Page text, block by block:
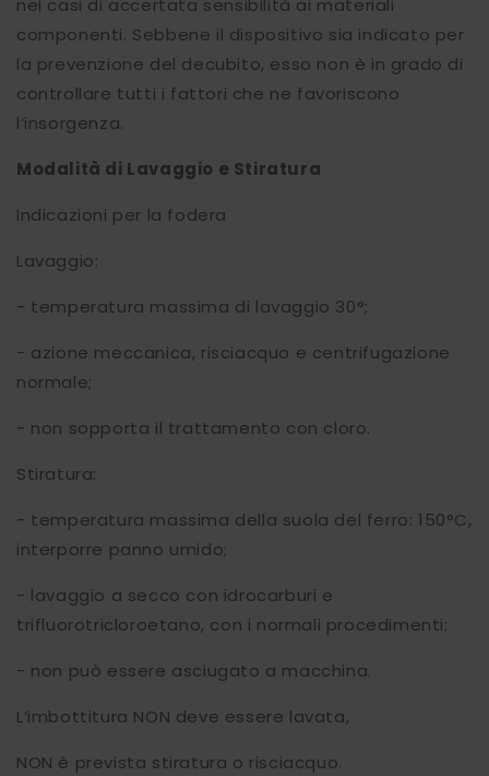
nei casi di accertata sensibilità ai materiali
componenti. Sebbene il dispositivo sia indicato per
la prevenzione del decubito, esso non è in grado di
controllare tutti i fattori che ne favoriscono
l‘insorgenza.
Modalità di Lavaggio e Stiratura
Indicazioni per la fodera
Lavaggio:
- temperatura massima di lavaggio 30°;
- azione meccanica, risciacquo e centrifugazione
normale;
- non sopporta il trattamento con cloro.
Stiratura:
- temperatura massima della suola del ferro: 150°C,
interporre panno umido;
- lavaggio a secco con idrocarburi e
trifluorotricloroetano, con i normali procedimenti;
- non può essere asciugato a macchina.
L‘imbottitura NON deve essere lavata,
NON è prevista stiratura o risciacquo.